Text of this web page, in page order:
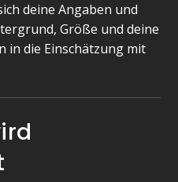
deine Angaben und
Größe und deine
in die Einschätzung mit